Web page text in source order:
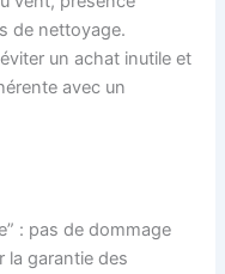
de nettoyage.
un achat inutile et
avec un
: pas de dommage
la garantie des